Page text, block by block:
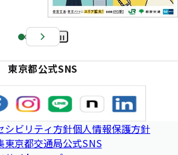
Pa
e
東京都公式SNS
シビリティ方針個人情報保護方針
東京都交通局公式SNS